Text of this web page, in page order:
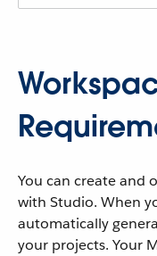
You can create and
with Studio. When
automatically
your projects. Your